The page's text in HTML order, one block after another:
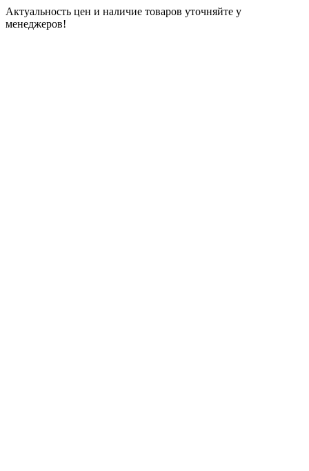
Актуальность цен и наличие товаров уточняйте у
менеджеров!